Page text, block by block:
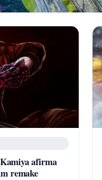
afirma
remake